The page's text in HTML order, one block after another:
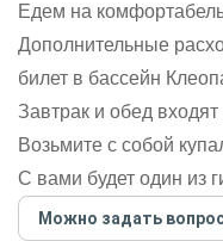
Едем на
Дополнительные
билет в бассейн
Завтрак и обед входят
Возьмите с собой
С вами будет один из
Можно задать